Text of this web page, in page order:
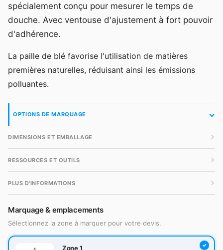
spécialement conçu pour mesurer le temps de
douche. Avec ventouse d'ajustement à fort pouvoir
d'adhérence.
La paille de blé favorise l'utilisation de matières
premières naturelles, réduisant ainsi les émissions
polluantes.
OPTIONS DE MARQUAGE
DIMENSIONS ET EMBALLAGE
RESSOURCES ET OUTILS
PLUS D'INFORMATIONS
Marquage & emplacements
Sélectionnez la zone à marquer pour votre devis.
Zone 1